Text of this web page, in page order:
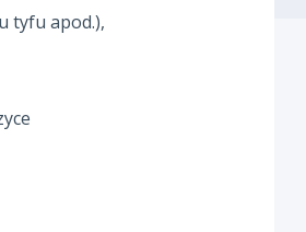
tyfu apod.),